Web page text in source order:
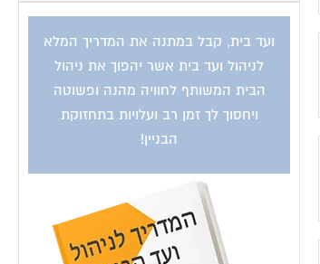
ועד בית, קבל במתנה את המדריך המלא
לניהול ועד בית אשר יהפוך את ניהול
הבית המשותף לחוויה מהנה ופשוטה
ויחסוך לך זמן רב ועלויות בתחזוקת
הבניין!